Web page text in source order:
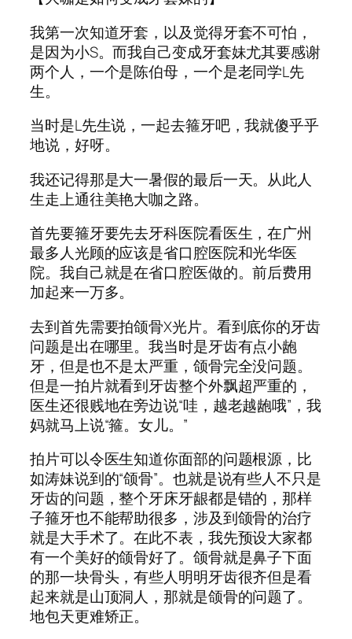
我第一次知道牙套，以及觉得牙套不可怕，
是因为小S。而我自己变成牙套妹尤其要感谢
两个人，一个是陈伯母，一个是老同学L先
生。
当时是L先生说，一起去箍牙吧，我就傻乎乎
地说，好呀。
我还记得那是大一暑假的最后一天。从此人
生走上通往美艳大咖之路。
首先要箍牙要先去牙科医院看医生，在广州
最多人光顾的应该是省口腔医院和光华医
院。我自己就是在省口腔医做的。前后费用
加起来一万多。
去到首先需要拍颌骨X光片。看到底你的牙齿
问题是出在哪里。我当时是牙齿有点小龅
牙，但是也不是太严重，颌骨完全没问题。
但是一拍片就看到牙齿整个外飘超严重的，
医生还很贱地在旁边说“哇，越老越龅哦”，我
妈就马上说“箍。女儿。”
拍片可以令医生知道你面部的问题根源，比
如涛妹说到的“颌骨”。也就是说有些人不只是
牙齿的问题，整个牙床牙龈都是错的，那样
子箍牙也不能帮助很多，涉及到颌骨的治疗
就是大手术了。在此不表，我先预设大家都
有一个美好的颌骨好了。颌骨就是鼻子下面
的那一块骨头，有些人明明牙齿很齐但是看
起来就是山顶洞人，那就是颌骨的问题了。
地包天更难矫正。